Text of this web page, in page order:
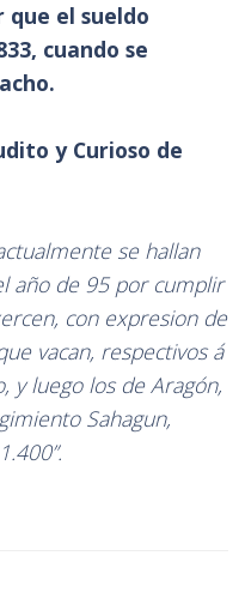
que el sueldo
cuando se
y Curioso de
se hallan
año de 95 por cumplir
con expresion de
vacan, respectivos á
y luego los de Aragón,
Sahagun,